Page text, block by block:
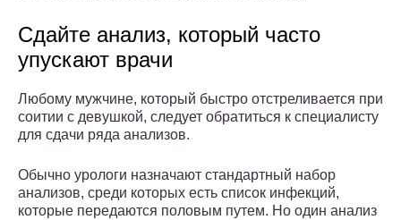
Сдайте анализ, который часто
упускают врачи
Любому мужчине, который быстро отстреливается при
соитии с девушкой, следует обратиться к специалисту
для сдачи ряда анализов.
Обычно урологи назначают стандартный набор
анализов, среди которых есть список инфекций,
которые передаются половым путем. Но один анализ